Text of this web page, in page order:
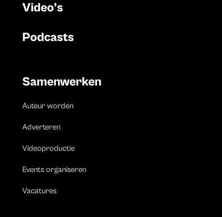
Video’s
Podcasts
Samenwerken
Auteur worden
Adverteren
Videoproductie
Events organiseren
Vacatures